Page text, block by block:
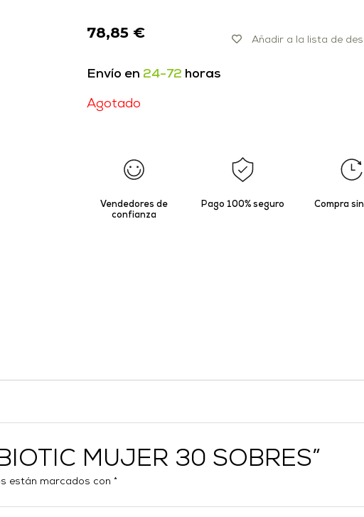
78,85 € Añadir a la lista de
Envío en 24-72 horas
Agotado
Vendedores de
confianza
Pago 100% seguro Compra
MUJER 30 SOBRES”
están marcados con*